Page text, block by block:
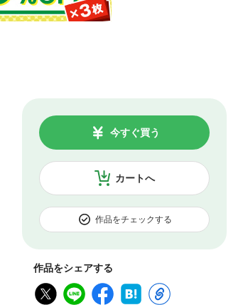
カートへ
今すぐ買う
作品をチェックする
作品をシェアする